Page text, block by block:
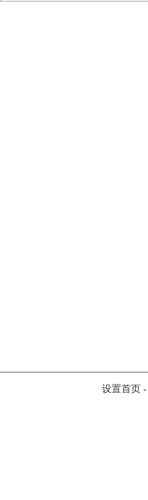
设置首页-